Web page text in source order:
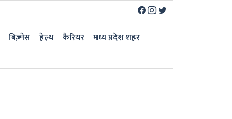
बिज़्नेस हेल्थ कैरियर मध्य प्रदेश शहर